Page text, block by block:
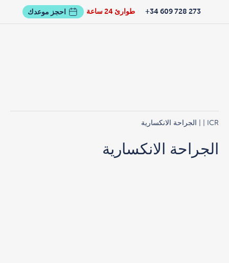
طوارئ 24 ساعة 273 728 609 34+ احجز موعدك
ICR | الجراحة الانكسارية
الجراحة الانكسارية